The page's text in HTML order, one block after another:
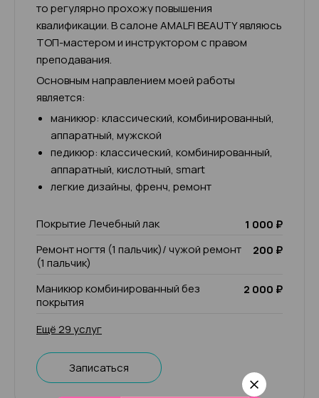
то регулярно прохожу повышения
квалификации. В салоне AMALFI BEAUTY являюсь
ТОП-мастером и инструктором с правом
преподавания.
Основным направлением моей работы
является:
маникюр: классический, комбинированный,
аппаратный, мужской
педикюр: классический, комбинированный,
аппаратный, кислотный, smart
легкие дизайны, френч, ремонт
Покрытие Лечебный лак
1 000 ₽
Ремонт ногтя (1 пальчик)/ чужой ремонт
(1 пальчик)
200 ₽
Маникюр комбинированный без
покрытия
2 000 ₽
Ещё 29 услуг
Записаться